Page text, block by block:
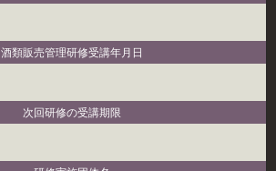
酒類販売管理研修受講年月日
次回研修の受講期限